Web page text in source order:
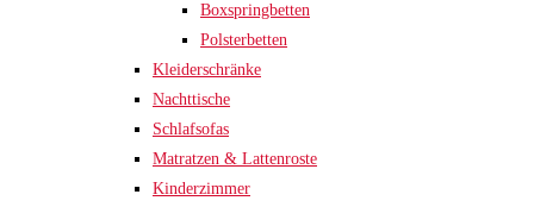
Boxspringbetten
Polsterbetten
Kleiderschränke
Nachttische
Schlafsofas
Matratzen & Lattenroste
Kinderzimmer